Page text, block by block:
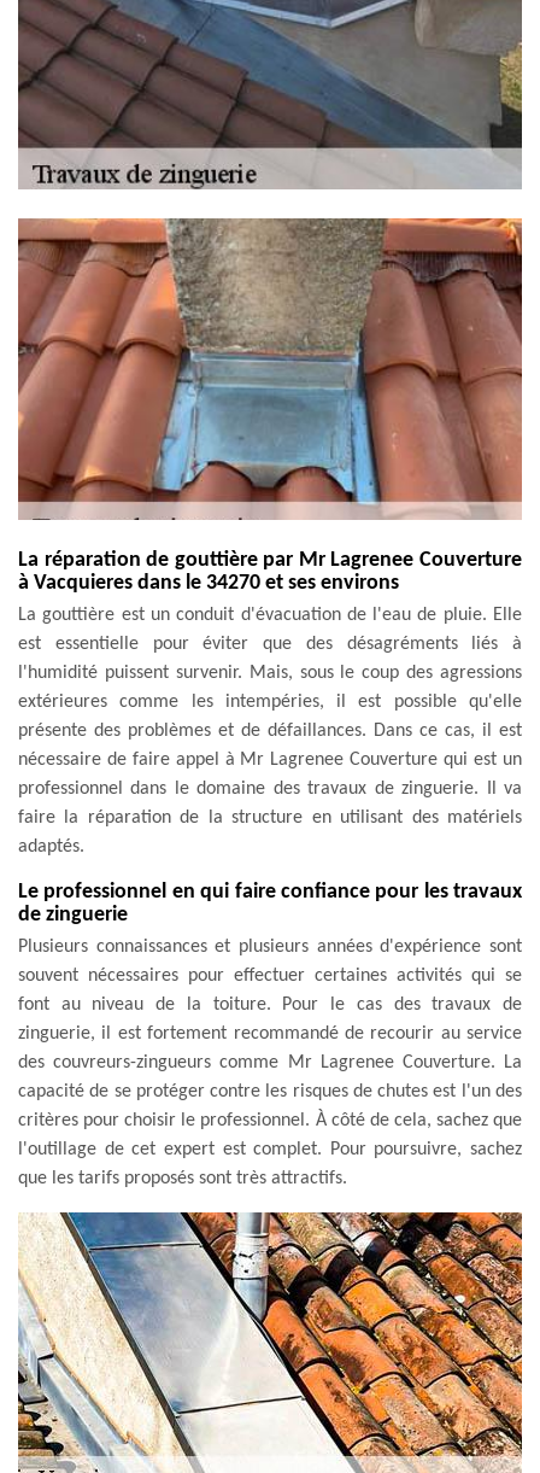
La réparation de gouttière par Mr Lagrenee Couverture
à Vacquieres dans le 34270 et ses environs
La gouttière est un conduit d'évacuation de l'eau de pluie. Elle
est essentielle pour éviter que des désagréments liés à
l'humidité puissent survenir. Mais, sous le coup des agressions
extérieures comme les intempéries, il est possible qu'elle
présente des problèmes et de défaillances. Dans ce cas, il est
nécessaire de faire appel à Mr Lagrenee Couverture qui est un
professionnel dans le domaine des travaux de zinguerie. Il va
faire la réparation de la structure en utilisant des matériels
adaptés.
Le professionnel en qui faire confiance pour les travaux
de zinguerie
Plusieurs connaissances et plusieurs années d'expérience sont
souvent nécessaires pour effectuer certaines activités qui se
font au niveau de la toiture. Pour le cas des travaux de
zinguerie, il est fortement recommandé de recourir au service
des couvreurs-zingueurs comme Mr Lagrenee Couverture. La
capacité de se protéger contre les risques de chutes est l'un des
critères pour choisir le professionnel. À côté de cela, sachez que
l'outillage de cet expert est complet. Pour poursuivre, sachez
que les tarifs proposés sont très attractifs.